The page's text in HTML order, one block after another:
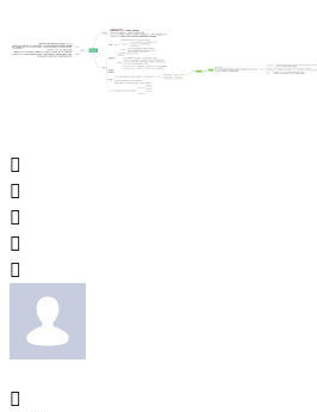





